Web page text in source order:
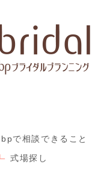
bpで相談できること
式場探し